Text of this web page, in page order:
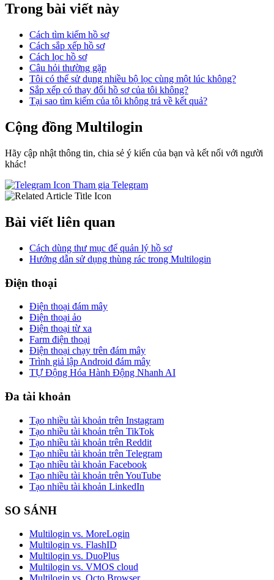
Trong bài viết này
Cách tìm kiếm hồ sơ
Cách sắp xếp hồ sơ
Cách lọc hồ sơ
Câu hỏi thường gặp
Tôi có thể sử dụng nhiều bộ lọc cùng một lúc không?
Sắp xếp có thay đổi hồ sơ của tôi không?
Tại sao tìm kiếm của tôi không trả về kết quả?
Cộng đồng Multilogin
Hãy cập nhật thông tin, chia sẻ ý kiến của bạn và kết nối với người
khác!
Tham gia Telegram
Bài viết liên quan
Cách dùng thư mục để quản lý hồ sơ
Hướng dẫn sử dụng thùng rác trong Multilogin
Điện thoại
Điện thoại đám mây
Điện thoại ảo
Điện thoại từ xa
Farm điện thoại
Điện thoại chạy trên đám mây
Trình giả lập Android đám mây
TỰ Động Hóa Hành Động Nhanh AI
Đa tài khoản
Tạo nhiều tài khoản trên Instagram
Tạo nhiều tài khoản trên TikTok
Tạo nhiều tài khoản trên Reddit
Tạo nhiều tài khoản trên Telegram
Tạo nhiều tài khoản Facebook
Tạo nhiều tài khoản trên YouTube
Tạo nhiều tài khoản LinkedIn
SO SÁNH
Multilogin vs. MoreLogin
Multilogin vs. FlashID
Multilogin vs. DuoPlus
Multilogin vs. VMOS cloud